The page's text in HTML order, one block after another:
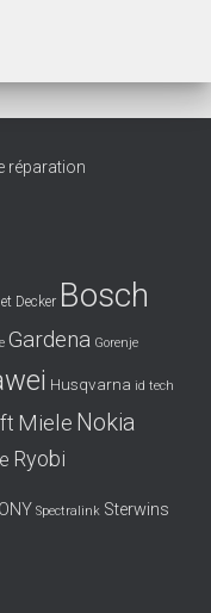
réparation
Decker Bosch
Gardena Gorenje
Husqvarna id tech
Miele Nokia
Ryobi
Spectralink Sterwins